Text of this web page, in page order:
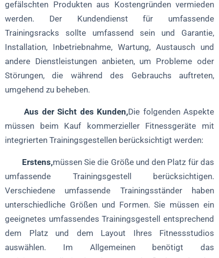
gefälschten Produkten aus Kostengründen vermieden
werden. Der Kundendienst für umfassende
Trainingsracks sollte umfassend sein und Garantie,
Installation, Inbetriebnahme, Wartung, Austausch und
andere Dienstleistungen anbieten, um Probleme oder
Störungen, die während des Gebrauchs auftreten,
umgehend zu beheben.
Aus der Sicht des Kunden,Die folgenden Aspekte
müssen beim Kauf kommerzieller Fitnessgeräte mit
integrierten Trainingsgestellen berücksichtigt werden:
Erstens,müssen Sie die Größe und den Platz für das
umfassende Trainingsgestell berücksichtigen.
Verschiedene umfassende Trainingsständer haben
unterschiedliche Größen und Formen. Sie müssen ein
geeignetes umfassendes Trainingsgestell entsprechend
dem Platz und dem Layout Ihres Fitnessstudios
auswählen. Im Allgemeinen benötigt das